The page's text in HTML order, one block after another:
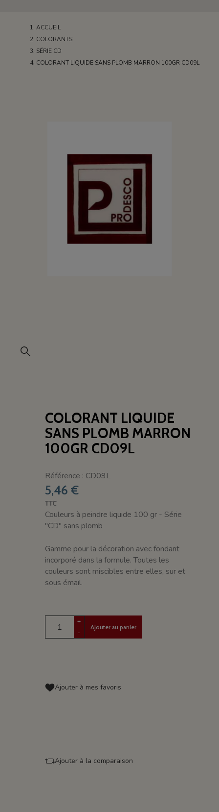
ACCUEIL
COLORANTS
SÉRIE CD
COLORANT LIQUIDE SANS PLOMB MARRON 100GR CD09L
COLORANT LIQUIDE
SANS PLOMB MARRON
100GR CD09L
Référence : CD09L
5,46 €
TTC
Couleurs à peindre liquide 100 gr - Série
"CD" sans plomb
Gamme pour la décoration avec fondant
incorporé dans la formule. Toutes les
couleurs sont miscibles entre elles, sur et
sous émail.
+
-
Ajouter au panier
Ajouter à mes favoris
Ajouter à la comparaison